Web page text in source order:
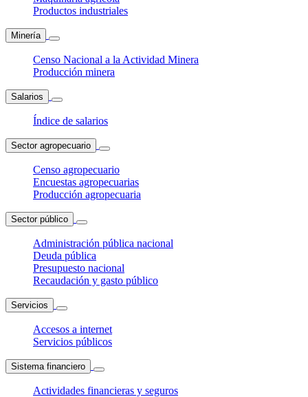
Productos industriales
Minería
Censo Nacional a la Actividad Minera
Producción minera
Salarios
Índice de salarios
Sector agropecuario
Censo agropecuario
Encuestas agropecuarias
Producción agropecuaria
Sector público
Administración pública nacional
Deuda pública
Presupuesto nacional
Recaudación y gasto público
Servicios
Accesos a internet
Servicios públicos
Sistema financiero
Actividades financieras y seguros